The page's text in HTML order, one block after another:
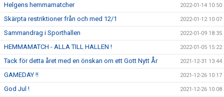
Helgens hemmamatcher 2022-01-14 10:50
Skärpta restriktioner från och med 12/1 2022-01-12 10:07
Sammandrag i Sporthallen 2022-01-09 18:35
HEMMAMATCH - ALLA TILL HALLEN ! 2022-01-05 15:22
Tack för detta året med en önskan om ett Gott Nytt År 2021-12-31 13:44
GAMEDAY !! 2021-12-26 10:17
God Jul ! 2021-12-26 10:08